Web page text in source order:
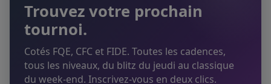
Trouvez votre prochain
tournoi.
Cotés FQE, CFC et FIDE. Toutes les cadences,
tous les niveaux, du blitz du jeudi au classique
du week-end. Inscrivez-vous en deux clics.